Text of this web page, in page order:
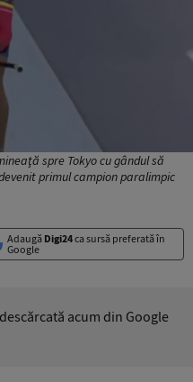
spre Tokyo cu gândul să
primul campion paralimpic
Adaugă Digi24ca sursă preferată în
Google
acum din Google